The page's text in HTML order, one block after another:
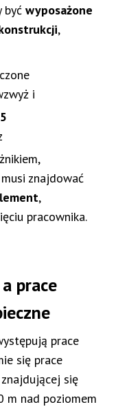
być wyposażone
,
i
znajdować
,
pracownika.
prace
prace
się prace
się
m nad poziomem